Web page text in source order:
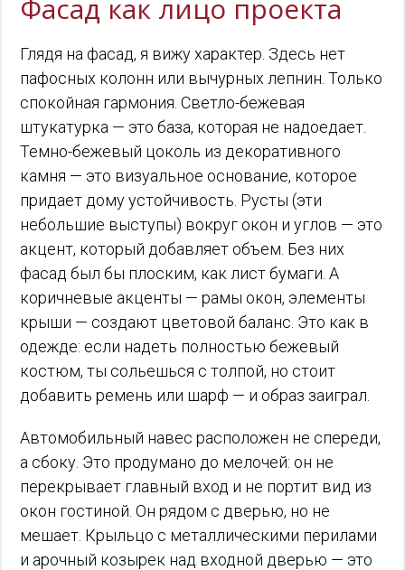
Фасад как лицо проекта
Глядя на фасад, я вижу характер. Здесь нет
пафосных колонн или вычурных лепнин. Только
спокойная гармония. Светло-бежевая
штукатурка — это база, которая не надоедает.
Темно-бежевый цоколь из декоративного
камня — это визуальное основание, которое
придает дому устойчивость. Русты (эти
небольшие выступы) вокруг окон и углов — это
акцент, который добавляет объем. Без них
фасад был бы плоским, как лист бумаги. А
коричневые акценты — рамы окон, элементы
крыши — создают цветовой баланс. Это как в
одежде: если надеть полностью бежевый
костюм, ты сольешься с толпой, но стоит
добавить ремень или шарф — и образ заиграл.
Автомобильный навес расположен не спереди,
а сбоку. Это продумано до мелочей: он не
перекрывает главный вход и не портит вид из
окон гостиной. Он рядом с дверью, но не
мешает. Крыльцо с металлическими перилами
и арочный козырек над входной дверью — это